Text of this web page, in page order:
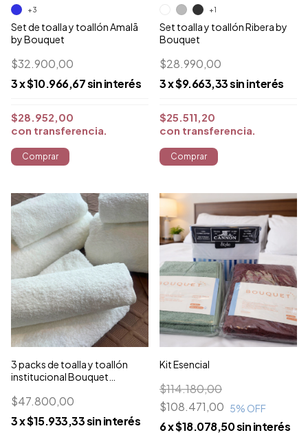
Set de toalla y toallón Amalā
by Bouquet
$32.900,00
3x$10.966,67sin interés
$28.952,00
con transferencia
+3
Comprar
Set toalla y toallón Ribera by
Bouquet
$28.990,00
3x$9.663,33sin interés
$25.511,20
con transferencia
+1
Comprar
3 packs de toalla y toallón
institucional Bouquet
$47.800,00
3x$15.933,33sin interés
Kit Esencial
$108.471,00
$114.180,00
5% OFF
6x$18.078,50sin interés